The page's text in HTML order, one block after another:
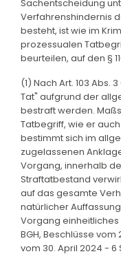
Sachentscheidung
Verfahrenshindernis
besteht, ist wie im
prozessualen
beurteilen, auf den §
(1) Nach Art. 103
Tat" aufgrund der
bestraft werden.
Tatbegriff, wie er
bestimmt sich im
zugelassenen
Vorgang, innerhalb
Straftatbestand
auf das gesamte
natürlicher
Vorgang einheitliches
BGH, Beschlüsse vom
vom 30. April 2024 - 6